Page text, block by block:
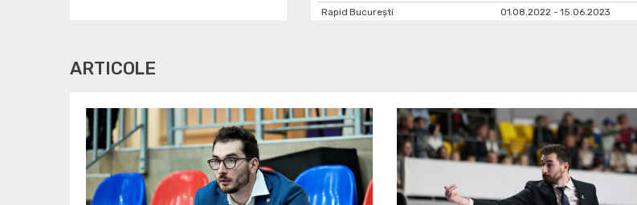
Rapid București
01.08.2022 - 15.06.2023
ARTICOLE